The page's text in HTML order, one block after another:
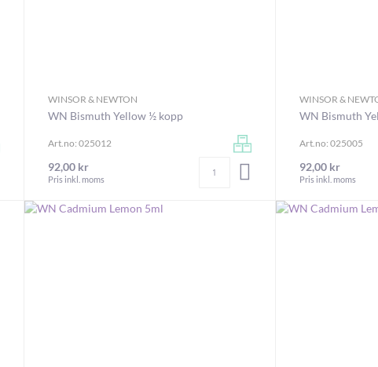
LÄGG I VARUKORGEN
WINSOR & NEWTON
WN Bismuth Yellow ½ kopp
Art.no: 025012
92,00 kr
Pris inkl. moms
LÄGG I VARUKORGEN
WINSOR &
WN Bismuth
Art.no: 025005
92,00 kr
Pris inkl. moms